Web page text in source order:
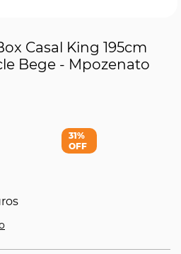
Casal King 195cm
Bege - Mpozenato
31%
OFF